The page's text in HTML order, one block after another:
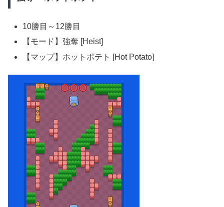
10勝目～12勝目
【モード】強奪 [Heist]
【マップ】ホットポテト [Hot Potato]